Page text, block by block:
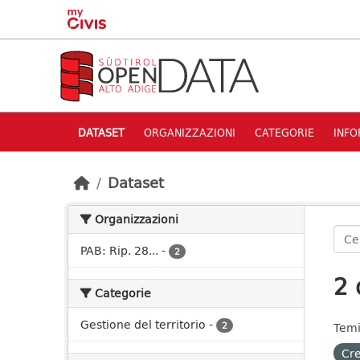
Skip to main content
DATASET ORGANIZZAZIONI CATEGORIE
Dataset
Organizzazioni
PAB: Rip. 28... - 2
Categorie
Gestione del territorio - 2
2